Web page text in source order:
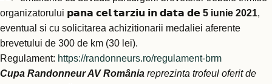
organizatorului 𝗽𝗮𝗻𝗮 𝗰𝗲𝗹 𝘁𝗮𝗿𝘇𝗶𝘂 𝗶𝗻 𝗱𝗮𝘁𝗮 𝗱𝗲 5 iunie 2021,
eventual si cu solicitarea achizitionarii medaliei aferente
brevetului de 300 de km (30 lei).
Regulament: https://randonneurs.ro/regulament-brm
Cupa Randonneur AV România reprezinta trofeul oferit de